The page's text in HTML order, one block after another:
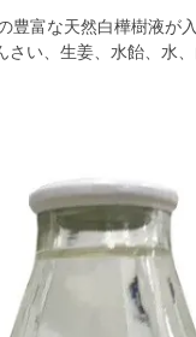
豊富な天然白樺樹液が
さい、生姜、水飴、水